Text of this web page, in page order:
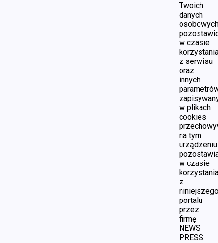
Twoich
danych
osobowych
w czasie
korzystania
z serwisu
oraz
innych
w plikach
cookies
na tym
urządzeniu
w czasie
korzystania
z
niniejszego
portalu
przez
firmę
NEWS
PRESS.